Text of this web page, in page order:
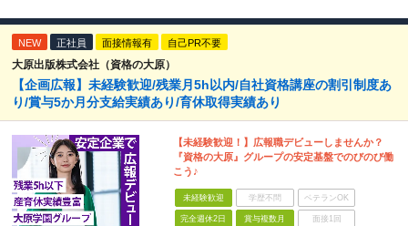
NEW 正社員 面接情報有 自己PR不要
大原出版株式会社（資格の大原）
【企画広報】未経験歓迎/残業月5h以内/自社資格講座の割引制度あ
り/賞与5か月分支給実績あり/育休取得実績あり
【未経験歓迎！】広報職デビューしませんか？
『資格の大原』グループの安定基盤でのびのび働
こう♪
未経験歓迎 学歴不問 ベテランOK
完全週休2日 賞与複数月 面接1回